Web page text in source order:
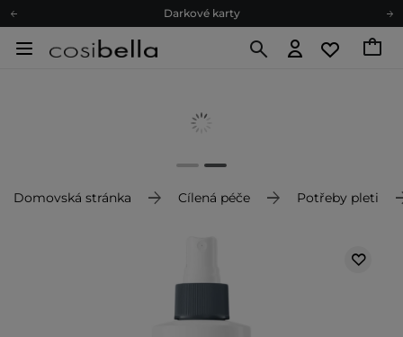
Darkové karty
Darkové karty
Domovská stránka Cílená péče Potřeby pleti